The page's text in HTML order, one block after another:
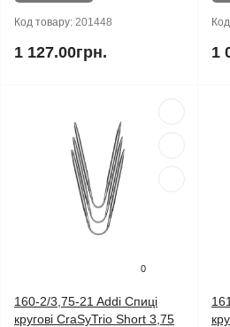
Код товару: 201448
1 127.00грн. 1
0
160-2/3,75-21 Addi Спиці
кругові CraSyTrio Short 3,75